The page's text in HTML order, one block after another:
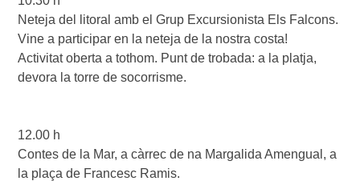
Neteja del litoral amb el Grup Excursionista Els Falcons.
Vine a participar en la neteja de la nostra costa!
Activitat oberta a tothom. Punt de trobada: a la platja,
devora la torre de socorrisme.
12.00 h
Contes de la Mar, a càrrec de na Margalida Amengual, a
la plaça de Francesc Ramis.